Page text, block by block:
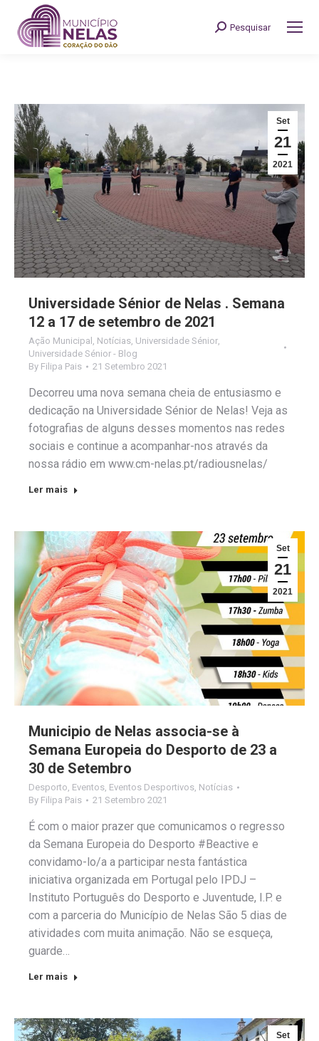
Search:
Pesquisar
Set
21
2021
Universidade Sénior de Nelas . Semana
12 a 17 de setembro de 2021
Ação Municipal , Notícias, Universidade Sénior,
Universidade Sénior - Blog
By Filipa Pais 21 Setembro 2021
Decorreu uma nova semana cheia de entusiasmo e
dedicação na Universidade Sénior de Nelas! Veja as
fotografias de alguns desses momentos nas redes
sociais e continue a acompanhar-nos através da
nossa rádio em www.cm-nelas.pt/radiousnelas/
Ler mais
Set
21
2021
Municipio de Nelas associa-se à
Semana Europeia do Desporto de 23 a
30 de Setembro
Desporto Eventos Eventos Desportivos Notícias
By Filipa Pais 21 Setembro 2021
É com o maior prazer que comunicamos o regresso
da Semana Europeia do Desporto #Beactive e
convidamo-lo/a a participar nesta fantástica
iniciativa organizada em Portugal pelo IPDJ –
Instituto Português do Desporto e Juventude, I.P. e
com a parceria do Município de Nelas São 5 dias de
atividades com muita animação. Não se esqueça,
guarde…
Ler mais
Set